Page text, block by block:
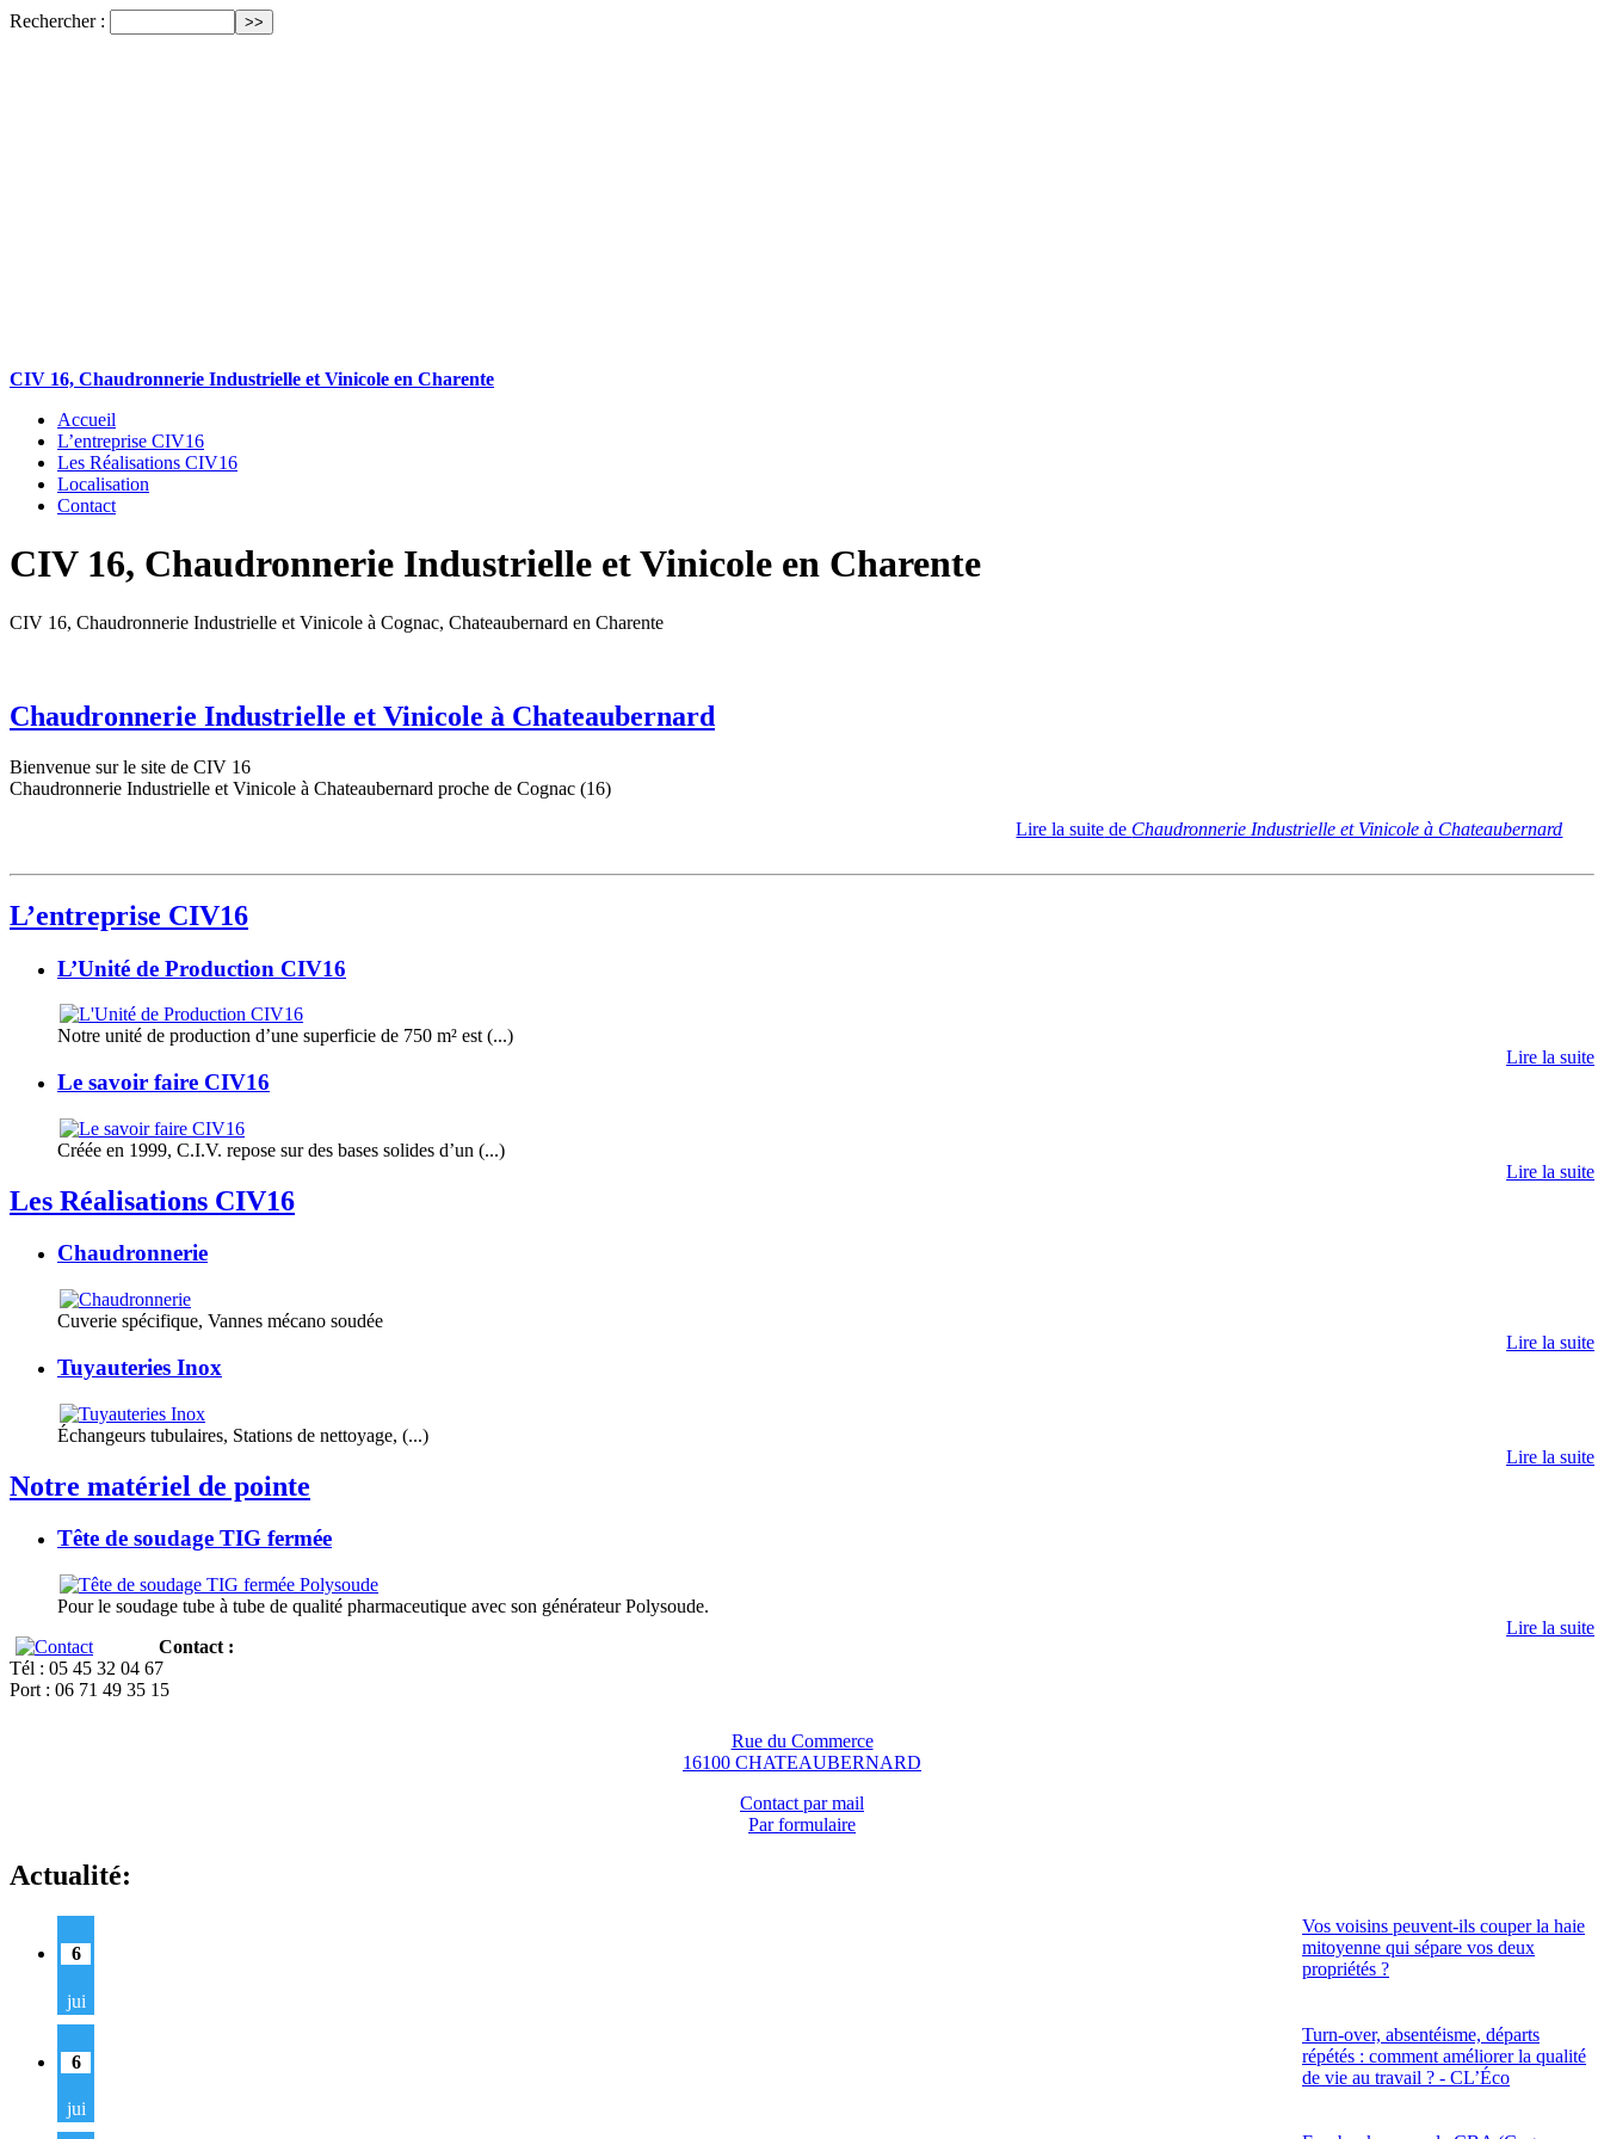
Rechercher :
CIV 16, Chaudronnerie Industrielle et Vinicole en Charente
Accueil
L’entreprise CIV16
Les Réalisations CIV16
Localisation
Contact
CIV 16, Chaudronnerie Industrielle et Vinicole en Charente
CIV 16, Chaudronnerie Industrielle et Vinicole à Cognac, Chateaubernard en Charente
Chaudronnerie Industrielle et Vinicole à Chateaubernard
Bienvenue sur le site de CIV 16
Chaudronnerie Industrielle et Vinicole à Chateaubernard proche de Cognac (16)
Lire la suite de Chaudronnerie Industrielle et Vinicole à Chateaubernard
L’entreprise CIV16
L’Unité de Production CIV16
Notre unité de production d’une superficie de 750 m² est (...)
Lire la suite
Le savoir faire CIV16
Créée en 1999, C.I.V. repose sur des bases solides d’un (...)
Lire la suite
Les Réalisations CIV16
Chaudronnerie
Cuverie spécifique, Vannes mécano soudée
Lire la suite
Tuyauteries Inox
Échangeurs tubulaires, Stations de nettoyage, (...)
Lire la suite
Notre matériel de pointe
Tête de soudage TIG fermée
Pour le soudage tube à tube de qualité pharmaceutique avec son générateur Polysoude.
Lire la suite
Contact :
Tél : 05 45 32 04 67
Port : 06 71 49 35 15
Rue du Commerce
16100 CHATEAUBERNARD
Contact par mail
Par formulaire
Actualité:
Vos voisins peuvent-ils couper la haie
mitoyenne qui sépare vos deux
propriétés ?
6
jui
Turn-over, absentéisme, départs
répétés : comment améliorer la qualité
de vie au travail ? - CL’Éco
6
jui